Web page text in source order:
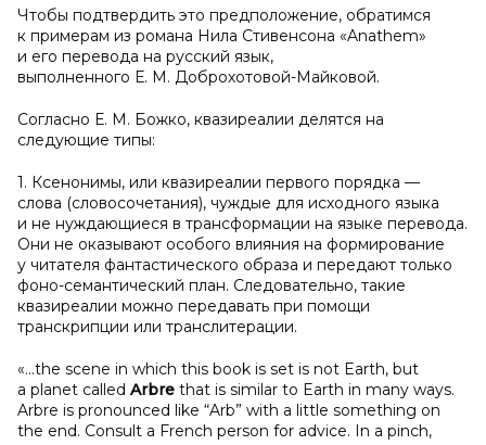
Чтобы подтвердить это предположение, обратимся
к примерам из романа Нила Стивенсона «Anathem»
и его перевода на русский язык,
выполненного Е. М. Доброхотовой-Майковой.
Согласно Е. М. Божко, квазиреалии делятся на
следующие типы:
1. Ксенонимы, или квазиреалии первого порядка —
слова (словосочетания), чуждые для исходного языка
и не нуждающиеся в трансформации на языке перевода.
Они не оказывают особого влияния на формирование
у читателя фантастического образа и передают только
фоно-семантический план. Следовательно, такие
квазиреалии можно передавать при помощи
транскрипции или транслитерации.
«…the scene in which this book is set is not Earth, but
a planet called Arbre that is similar to Earth in many ways.
Arbre is pronounced like “Arb” with a little something on
the end. Consult a French person for advice. In a pinch,